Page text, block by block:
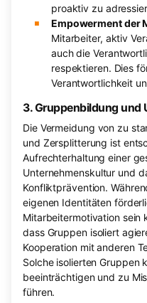
proaktiv zu
Empowerment der
Mitarbeiter, aktiv
auch die
respektieren. Dies
Verantwortlichkeit
3. Gruppenbildung und
Die Vermeidung von zu
und Zersplitterung ist
Aufrechterhaltung einer
Unternehmenskultur und
Konfliktprävention.
eigenen Identitäten
Mitarbeitermotivation sein
dass Gruppen isoliert
Kooperation mit anderen
Solche isolierten Gruppen
beeinträchtigen und zu
führen.